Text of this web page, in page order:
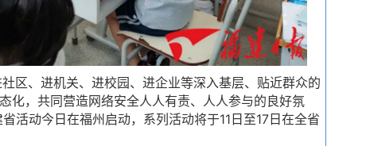
区、进机关、进校园、进企业等深入基层、贴近群众的
化，共同营造网络安全人人有责、人人参与的良好氛
活动今日在福州启动，系列活动将于11日至17日在全省